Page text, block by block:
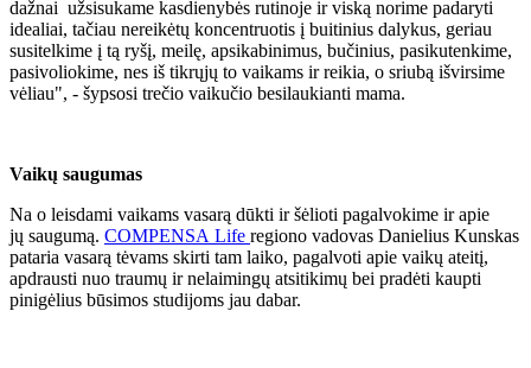
dažnai užsisukame kasdienybės rutinoje ir viską norime padaryti
idealiai, tačiau nereikėtų koncentruotis į buitinius dalykus, geriau
susitelkime į tą ryšį, meilę, apsikabinimus, bučinius, pasikutenkime,
pasivoliokime, nes iš tikrųjų to vaikams ir reikia, o sriubą išvirsime
vėliau", - šypsosi trečio vaikučio besilaukianti mama.
Vaikų saugumas
Na o leisdami vaikams vasarą dūkti ir šėlioti pagalvokime ir apie
jų saugumą. COMPENSA Life regiono vadovas Danielius Kunskas
pataria vasarą tėvams skirti tam laiko, pagalvoti apie vaikų ateitį,
apdrausti nuo traumų ir nelaimingų atsitikimų bei pradėti kaupti
pinigėlius būsimos studijoms jau dabar.